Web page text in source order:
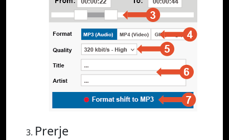
Prerje